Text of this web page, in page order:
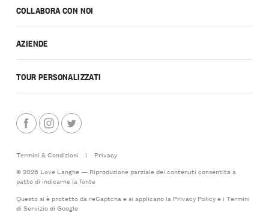
COLLABORA CON NOI
AZIENDE
TOUR PERSONALIZZATI
Termini & Condizioni |
Privacy
© 2026 Love Langhe — Riproduzione parziale dei contenuti consentita a
patto di indicarne la fonte
Questo si è protetto da reCaptcha e si applicano la Privacy Policye i Termini
di Serviziodi Google